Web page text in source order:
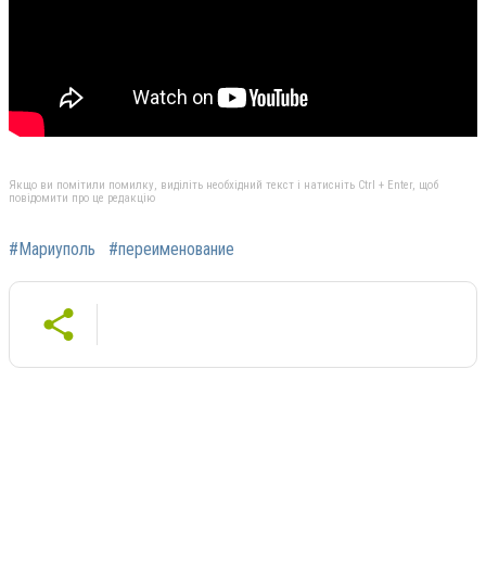
Якщо ви помітили помилку, виділіть необхідний текст і натисніть Ctrl + Enter, щоб
повідомити про це редакцію
#Мариуполь #переименование